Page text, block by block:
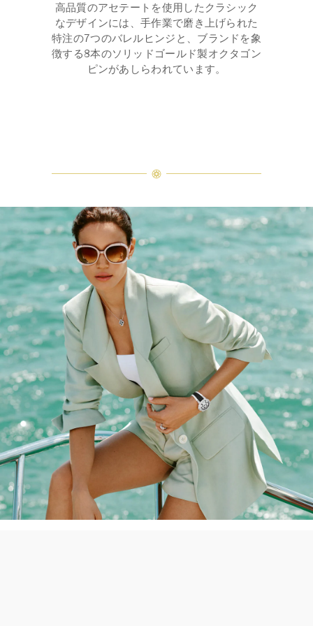
高品質のアセテートを使用したクラシック
なデザインには、手作業で磨き上げられた
特注の7つのバレルヒンジと、ブランドを象
徴する8本のソリッドゴールド製オクタゴン
ピンがあしらわれています。